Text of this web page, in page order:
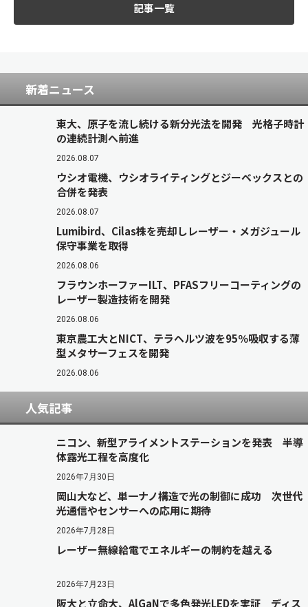
記事一覧
新着ニュース
東大、原子を流し続ける新分光法を開発 光格子時計
の連続計測へ前進
2026.08.07
ウシオ電機、ウシオライティングとジーベックスとの
合併を発表
2026.08.07
Lumibird、Cilas株を売却しレーザー・メガジュール
保守事業を取得
2026.08.06
フラウンホーファーILT、PFASフリーコーティングの
レーザー製造技術を開発
2026.08.06
東京農工大とNICT、テラヘルツ波を95％吸収する薄
型メタサーフェスを開発
2026.08.06
人気記事
ニコン、新型アライメントステーションを発表 半導
体露光工程を高度化
2026年7月30日
岡山大など、単一ナノ構造で光の制御に成功 次世代
光通信やセンサーへの応用に期待
2026年7月28日
レーザー無線給電でエネルギーの制約を越える
2026年7月23日
阪大と立命大、AlGaNで多色発光LEDを実証 ディス